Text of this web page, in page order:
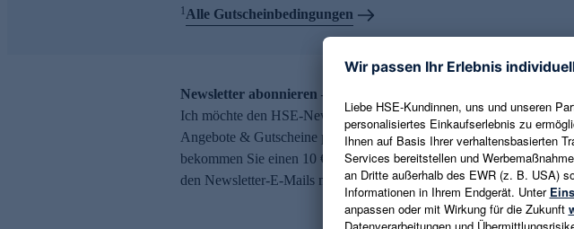
1Alle Gutscheinbedingungen
Newsletter abonnieren – 10 € Gutschein erhalten
Ich möchte den HSE-Newsletter abonnieren und aktuelle Trends,
Angebote & Gutscheine per E-Mail erhalten. Als Dankeschön
bekommen Sie einen 10 € Gutschein. Eine Abmeldung ist jederzeit in
den Newsletter-E-Mails möglich.